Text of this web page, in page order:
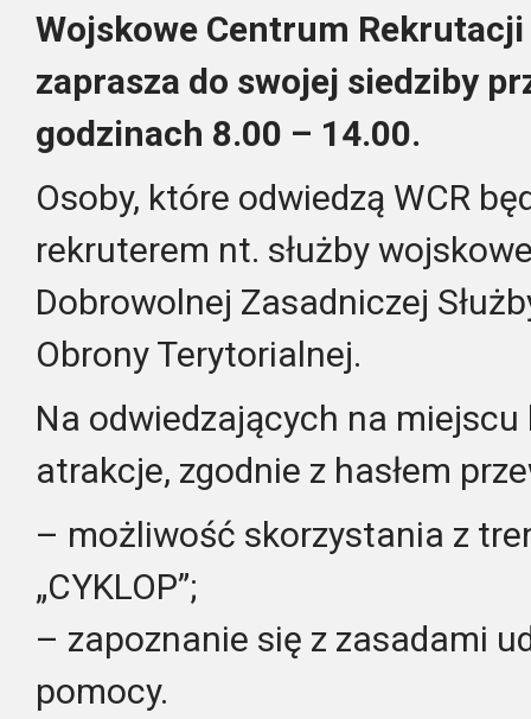
Wojskowe Centrum
zaprasza do swojej siedziby
godzinach 8.00 – 14.00.
Osoby, które odwiedzą WCR
rekruterem nt. służby
Dobrowolnej Zasadniczej
Obrony Terytorialnej.
Na odwiedzających na
atrakcje, zgodnie z hasłem
– możliwość skorzystania z
„CYKLOP”;
– zapoznanie się z zasadami
pomocy.